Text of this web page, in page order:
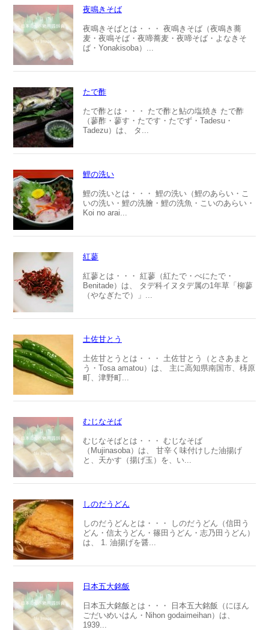
夜鳴きそば
夜鳴きそばとは・・・ 夜鳴きそば（夜鳴き蕎
麦・夜鳴そば・夜啼蕎麦・夜啼そば・よなきそ
ば・Yonakisoba）...
たで酢
たで酢とは・・・ たで酢と鮎の塩焼き たで酢
（蓼酢・蓼す・たです・たでず・Tadesu・
Tadezu）は、 タ...
鯉の洗い
鯉の洗いとは・・・ 鯉の洗い（鯉のあらい・こ
いの洗い・鯉の洗膾・鯉の洗魚・こいのあらい・
Koi no arai...
紅蓼
紅蓼とは・・・ 紅蓼（紅たで・べにたで・
Benitade）は、 タデ科イヌタデ属の1年草「柳蓼
（やなぎたで）」...
土佐甘とう
土佐甘とうとは・・・ 土佐甘とう（とさあまと
う・Tosa amatou）は、 主に高知県南国市、梼原
町、津野町...
むじなそば
むじなそばとは・・・ むじなそば
（Mujinasoba）は、 甘辛く味付けした油揚げ
と、天かす（揚げ玉）を、い...
しのだうどん
しのだうどんとは・・・ しのだうどん（信田う
どん・信太うどん・篠田うどん・志乃田うどん）
は、 1. 油揚げを醤...
日本五大銘飯
日本五大銘飯とは・・・ 日本五大銘飯（にほん
ごだいめいはん・Nihon godaimeihan）は、
1939...